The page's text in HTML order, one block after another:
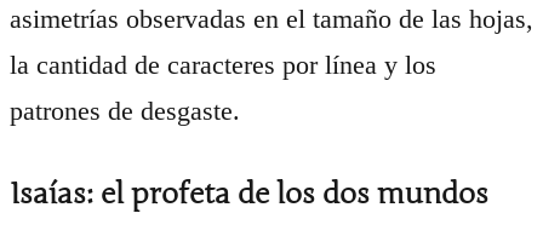
asimetrías observadas en el tamaño de las hojas,
la cantidad de caracteres por línea y los
patrones de desgaste.
Isaías: el profeta de los dos mundos